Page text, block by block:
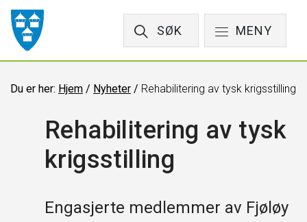
SØK MENY
Du er her: Hjem / Nyheter / Rehabilitering av tysk krigsstilling
Rehabilitering av tysk
krigsstilling
Engasjerte medlemmer av Fjøløy